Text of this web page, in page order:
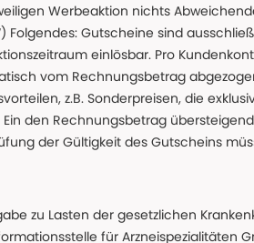
Werbeaktion nichts
Gutscheine sind
einlösbar. Pro
vom Rechnungsbetrag
z.B. Sonderpreisen, die
den Rechnungsbetrag
der Gültigkeit des Gutscheins
zu Lasten der gesetzlichen
für Arzneispezialitäten